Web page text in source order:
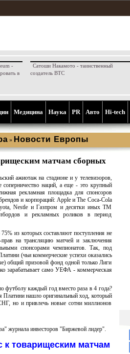
-
в
Сатоши Накамото - таинственный
создатель BTC
Медицина Наука PR Aвто Hi-tech
» Новости Европы
матчам сборных
ажиотаж на стадионе и у телевизоров,
соперничество наций, а еще - это крупный
рекламная площадка для спонсоров
и корпораций: Apple и The Coca-Cola
Nestlе и Газпром и десятки иных ТМ
и рекламных роликов в период
75% из которых составляют поступления не
на трансляцию матчей и заключения
спонсорами чемпионатов. Так, под
(чьи коммерческие успехи оказались
общий призовой фонд одной только Лиги
зарабатывает само УЕФА - коммерческая
каждый год вместо раза в 4 года?
нашло оригинальный ход, который
но и привлечь новые сотни миллионов
журнала инвесторов "Биржевой лидер".
к товарищеским матчам